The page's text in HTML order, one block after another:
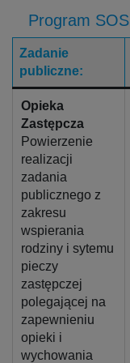
Program
Zadanie
publiczne:
Opieka
Zastępcza
Powierzenie
realizacji
zadania
publicznego z
zakresu
wspierania
rodziny i sytemu
pieczy
zastępczej
polegającej na
zapewnieniu
opieki i
wychowania